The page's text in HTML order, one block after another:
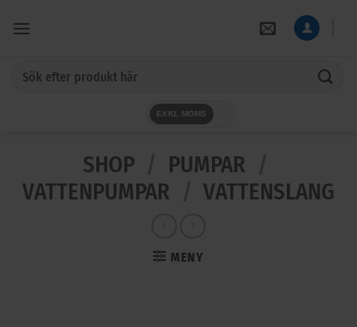
EXKL MOMS
SHOP PUMPAR
VATTENPUMPAR
VATTENSLANG
MENY